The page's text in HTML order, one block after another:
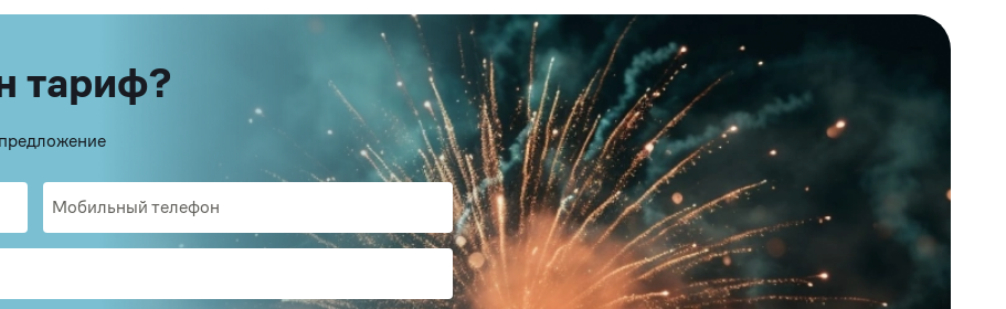
тариф?